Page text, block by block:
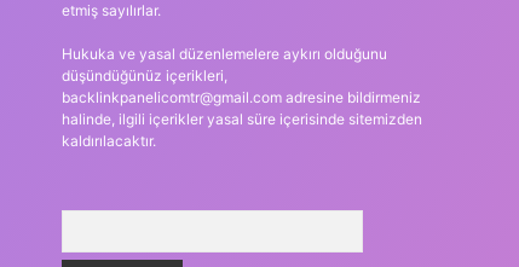
etmiş sayılırlar.
Hukuka ve yasal düzenlemelere aykırı olduğunu
düşündüğünüz içerikleri,
backlinkpanelicomtr@gmail.comadresine bildirmeniz
halinde, ilgili içerikler yasal süre içerisinde sitemizden
kaldırılacaktır.